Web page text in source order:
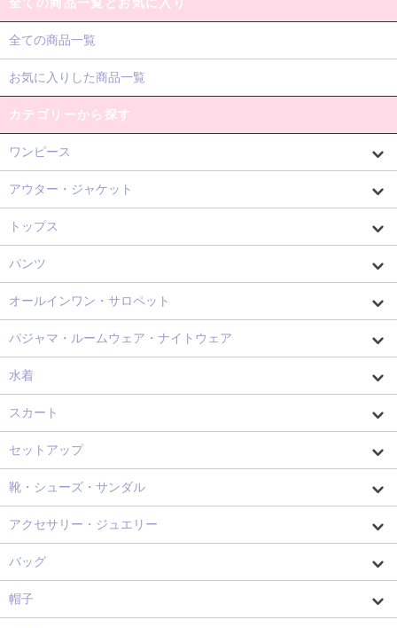
全ての商品一覧とお気に入り
全ての商品一覧
お気に入りした商品一覧
カテゴリーから探す
ワンピース
アウター・ジャケット
トップス
パンツ
オールインワン・サロペット
パジャマ・ルームウェア・ナイトウェア
水着
スカート
セットアップ
靴・シューズ・サンダル
アクセサリー・ジュエリー
バッグ
帽子